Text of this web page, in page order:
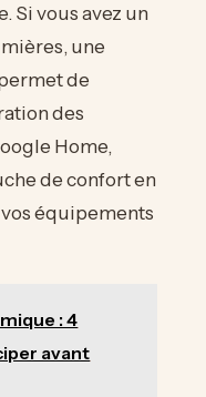
Si vous avez un
une
de
des
Home,
de confort en
équipements
: 4
avant